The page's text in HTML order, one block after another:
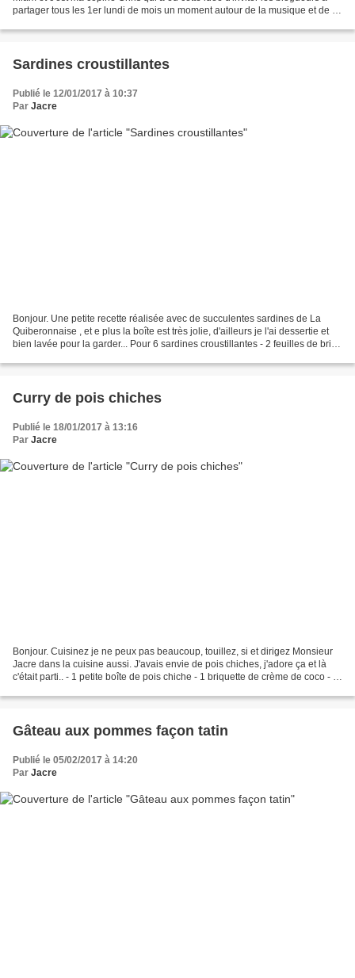
partager tous les 1er lundi de mois un moment autour de la musique et de la
Sardines croustillantes
Publié le 12/01/2017 à 10:37
Par Jacre
Bonjour. Une petite recette réalisée avec de succulentes sardines de La
Quiberonnaise , et e plus la boîte est très jolie, d'ailleurs je l'ai dessertie et
bien lavée pour la garder... Pour 6 sardines croustillantes - 2 feuilles de brick
Curry de pois chiches
Publié le 18/01/2017 à 13:16
Par Jacre
Bonjour. Cuisinez je ne peux pas beaucoup, touillez, si et dirigez Monsieur
Jacre dans la cuisine aussi. J'avais envie de pois chiches, j'adore ça et là
c'était parti.. - 1 petite boîte de pois chiche - 1 briquette de crème de coco - 1
Gâteau aux pommes façon tatin
Publié le 05/02/2017 à 14:20
Par Jacre